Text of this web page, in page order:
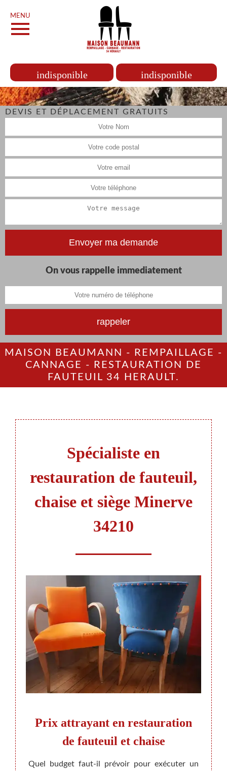
MENU
indisponible indisponible
DEVIS ET DÉPLACEMENT GRATUITS
On vous rappelle immediatement
MAISON BEAUMANN - REMPAILLAGE -
CANNAGE - RESTAURATION DE
FAUTEUIL 34 HERAULT.
Spécialiste en
restauration de fauteuil,
chaise et siège Minerve
34210
et
Prix attrayant en restauration
de fauteuil et chaise
Quel budget faut-il prévoir pour exécuter un
Vous